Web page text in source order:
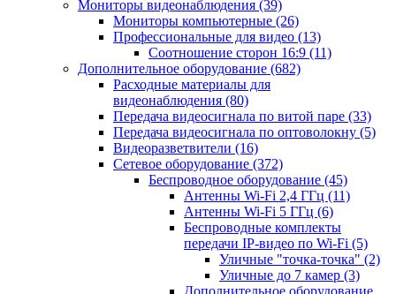
Мониторы видеонаблюдения (39)
Мониторы компьютерные (26)
Профессиональные для видео (13)
Соотношение сторон 16:9 (11)
Дополнительное оборудование (682)
Расходные материалы для
видеонаблюдения (80)
Передача видеосигнала по витой паре (33)
Передача видеосигнала по оптоволокну (5)
Видеоразветвители (16)
Сетевое оборудование (372)
Беспроводное оборудование (45)
Антенны Wi-Fi 2,4 ГГц (11)
Антенны Wi-Fi 5 ГГц (6)
Беспроводные комплекты
передачи IP-видео по Wi-Fi (5)
Уличные "точка-точка" (2)
Уличные до 7 камер (3)
Дополнительное оборудование